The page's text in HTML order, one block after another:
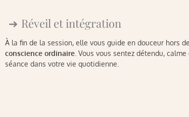
Réveil et intégration
À la fin de la session, elle vous guide en douceur hors
conscience ordinaire . Vous vous sentez détendu,
séance dans votre vie quotidienne.